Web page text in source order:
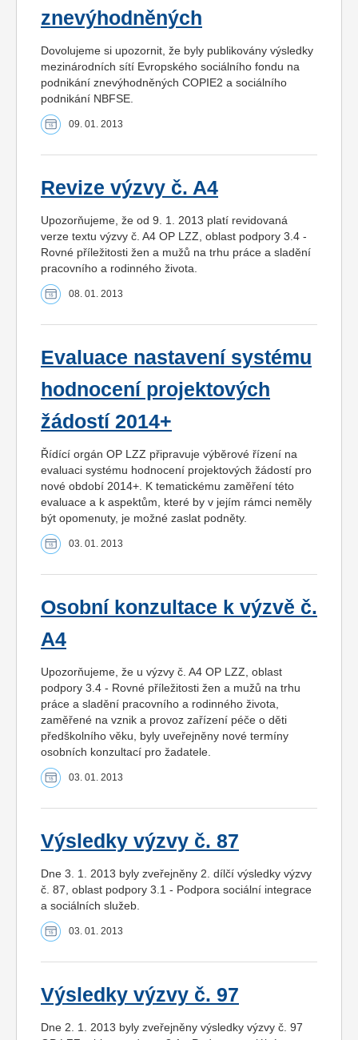
znevýhodněných
Dovolujeme si upozornit, že byly publikovány výsledky
mezinárodních sítí Evropského sociálního fondu na
podnikání znevýhodněných COPIE2 a sociálního
podnikání NBFSE.
09. 01. 2013
Revize výzvy č. A4
Upozorňujeme, že od 9. 1. 2013 platí revidovaná
verze textu výzvy č. A4 OP LZZ, oblast podpory 3.4 -
Rovné příležitosti žen a mužů na trhu práce a sladění
pracovního a rodinného života.
08. 01. 2013
Evaluace nastavení systému
hodnocení projektových
žádostí 2014+
Řídící orgán OP LZZ připravuje výběrové řízení na
evaluaci systému hodnocení projektových žádostí pro
nové období 2014+. K tematickému zaměření této
evaluace a k aspektům, které by v jejím rámci neměly
být opomenuty, je možné zaslat podněty.
03. 01. 2013
Osobní konzultace k výzvě č.
A4
Upozorňujeme, že u výzvy č. A4 OP LZZ, oblast
podpory 3.4 - Rovné příležitosti žen a mužů na trhu
práce a sladění pracovního a rodinného života,
zaměřené na vznik a provoz zařízení péče o děti
předškolního věku, byly uveřejněny nové termíny
osobních konzultací pro žadatele.
03. 01. 2013
Výsledky výzvy č. 87
Dne 3. 1. 2013 byly zveřejněny 2. dílčí výsledky výzvy
č. 87, oblast podpory 3.1 - Podpora sociální integrace
a sociálních služeb.
03. 01. 2013
Výsledky výzvy č. 97
Dne 2. 1. 2013 byly zveřejněny výsledky výzvy č. 97